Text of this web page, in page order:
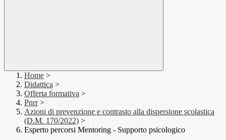
Home >
Didattica >
Offerta formativa >
Pnrr >
Azioni di prevenzione e contrasto alla dispersione scolastica
(D.M. 170/2022) >
Esperto percorsi Mentoring - Supporto psicologico